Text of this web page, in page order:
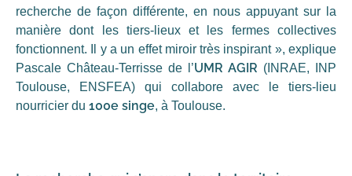
recherche de façon différente, en nous appuyant sur la
manière dont les tiers-lieux et les fermes collectives
fonctionnent. Il y a un effet miroir très inspirant », explique
Pascale Château-Terrisse de l’UMR AGIR (INRAE, INP
Toulouse, ENSFEA) qui collabore avec le tiers-lieu
nourricier du 100e singe, à Toulouse.